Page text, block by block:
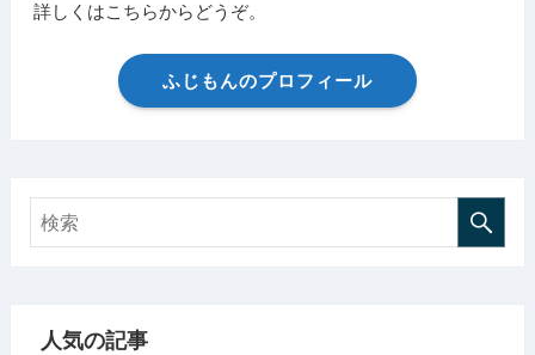
詳しくはこちらからどうぞ。
ふじもんのプロフィール
人気の記事